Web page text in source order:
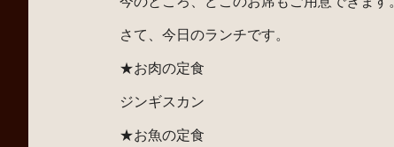
さて、今日のランチです。
★お肉の定食
ジンギスカン
★お魚の定食